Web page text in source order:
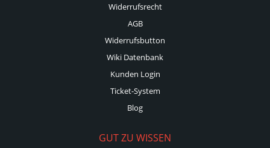
Widerrufsrecht
AGB
Widerrufsbutton
Wiki Datenbank
Kunden Login
Ticket-System
Blog
GUT ZU WISSEN